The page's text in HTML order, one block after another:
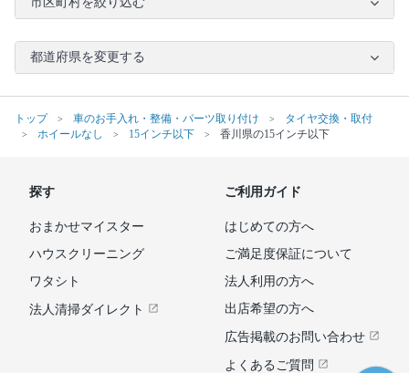
都道府県を変更する
トップ 車のお手入れ・整備・パーツ取り付け
タイヤ交換・取付
ホイールなし
15インチ以下 香川県の15インチ以下
探す
おまかせマイスター
ハウスクリーニング
ワタシト
法人清掃ダイレクト
ご利用ガイド
はじめての方へ
ご満足度保証について
法人利用の方へ
出店希望の方へ
広告掲載のお問い合わせ
よくあるご質問